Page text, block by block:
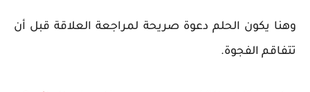
وهنا يكون الحلم دعوة صريحة لمراجعة العلاقة قبل أن
تتفاقم الفجوة.